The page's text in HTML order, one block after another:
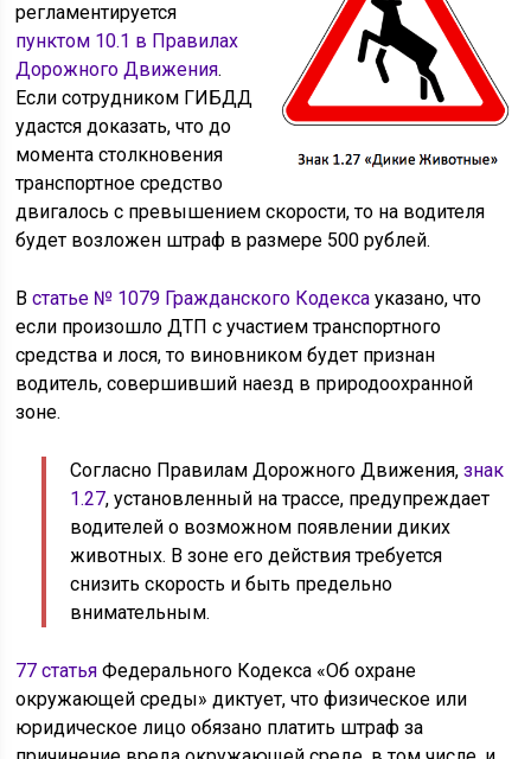
регламентируется
пунктом 10.1 в Правилах
Дорожного Движения.
Если сотрудником ГИБДД
удастся доказать, что до
момента столкновения
транспортное средство
двигалось с превышением скорости, то на водителя
будет возложен штраф в размере 500 рублей.
Встатье № 1079 Гражданского Кодекса указано, что
если произошло ДТП с участием транспортного
средства и лося, то виновником будет признан
водитель, совершивший наезд в природоохранной
зоне.
Согласно Правилам Дорожного Движения,знак
1.27, установленный на трассе, предупреждает
водителей о возможном появлении диких
животных. В зоне его действия требуется
снизить скорость и быть предельно
внимательным.
77 статья Федерального Кодекса «Об охране
окружающей среды» диктует, что физическое или
юридическое лицо обязано платить штраф за